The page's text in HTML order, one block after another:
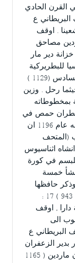
القرن الحادي
ع
. اوقف
مصاحق
(المتحف البريطاني ع 4) 15 ” خزانة دير مار
للبطريركية
اواخر المثة الثامنة . وكان اثناسيوس السادس (1129 )
رحل . وزين
بمخطوطاته
مطران حمص في
مصحف سير القديسين الذي انجزه كتابه عام 1196 ان
(المتحف
انشاه اثناسيوس
في كورة
نشأ خمسة
عشرة اسقفا من سنة 740 حتى 1042 وذكر حافظها
الكتبي انسطاس (المتحف البريطاني ع 943 ) 17 :
دارا , اوقف
الى
(المتحف البريطاني ع
بدير الزعفران
شرق ماردين , جمعها مار حنانيا مطران ماردين ( 1165